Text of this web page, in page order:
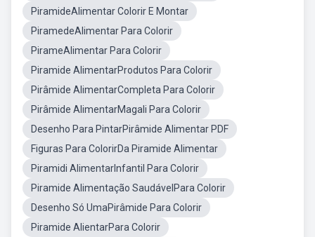
PiramideAlimentar Colorir E Montar
PiramedeAlimentar Para Colorir
PirameAlimentar Para Colorir
Piramide AlimentarProdutos Para Colorir
Pirâmide AlimentarCompleta Para Colorir
Pirâmide AlimentarMagali Para Colorir
Desenho Para PintarPirâmide Alimentar PDF
Figuras Para ColorirDa Piramide Alimentar
Piramidi AlimentarInfantil Para Colorir
Piramide Alimentação SaudávelPara Colorir
Desenho Só UmaPirâmide Para Colorir
Piramide AlientarPara Colorir